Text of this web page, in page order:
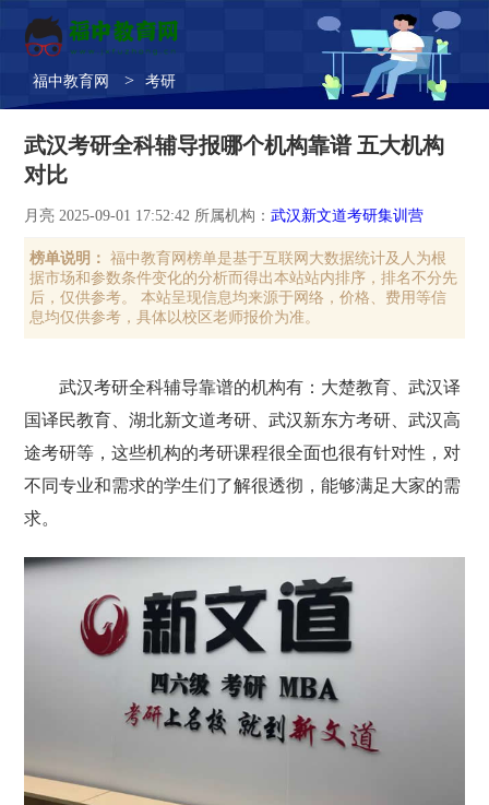
福中教育网 > 考研
武汉考研全科辅导报哪个机构靠谱 五大机构
对比
月亮 2025-09-01 17:52:42 所属机构：武汉新文道考研集训营
榜单说明：
福中教育网榜单是基于互联网大数据统计及人为根
据市场和参数条件变化的分析而得出本站站内排序，排名不分先
后，仅供参考。 本站呈现信息均来源于网络，价格、费用等信
息均仅供参考，具体以校区老师报价为准。
武汉考研全科辅导靠谱的机构有：大楚教育、武汉译
国译民教育、湖北新文道考研、武汉新东方考研、武汉高
途考研等，这些机构的考研课程很全面也很有针对性，对
不同专业和需求的学生们了解很透彻，能够满足大家的需
求。